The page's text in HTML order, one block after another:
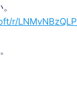
r/LNMvNBzQLP